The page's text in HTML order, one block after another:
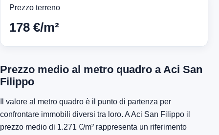
Prezzo terreno
178 €/m²
Prezzo medio al metro quadro a Aci San
Filippo
Il valore al metro quadro è il punto di partenza per
confrontare immobili diversi tra loro. A Aci San Filippo il
prezzo medio di 1.271 €/m² rappresenta un riferimento